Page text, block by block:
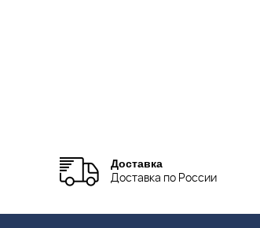
Доставка
Доставка по России